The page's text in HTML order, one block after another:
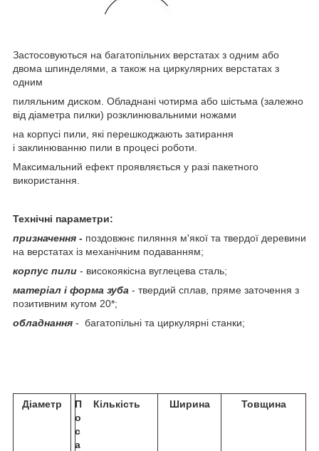
Застосовуються на багатопільних верстатах з одним або
двома шпинделями, а також на циркулярних верстатах з
одним
пиляльним диском. Обладнані чотирма або шістьма (залежно
від діаметра пилки) розклинювальними ножами
на корпусі пили, які перешкоджають затирання
і заклинюванню пили в процесі роботи.
Максимальний ефект проявляється у разі пакетного
використання.
Технічні параметри:
призначення - поздовжнє пиляння м'якої та твердої деревини
на верстатах із механічним подаванням;
корпус пили - високоякісна вуглецева сталь;
матеріал і форма зуба - твердий сплав, пряме заточення з
позитивним кутом 20*;
обладнання - багатопільні та циркулярні станки;
Діаметр
П
о
с
а
Кількість Ширина Товщина